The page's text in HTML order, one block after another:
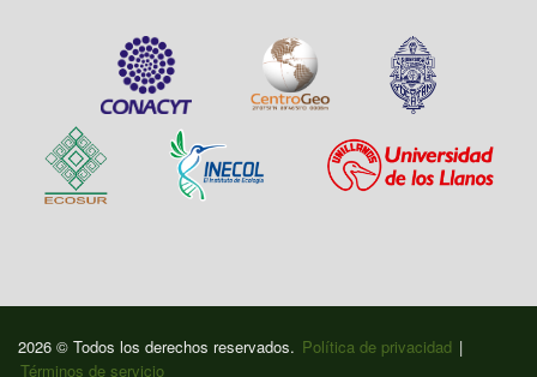
2026 © Todos los derechos reservados. Política de privacidad |
Términos de servicio